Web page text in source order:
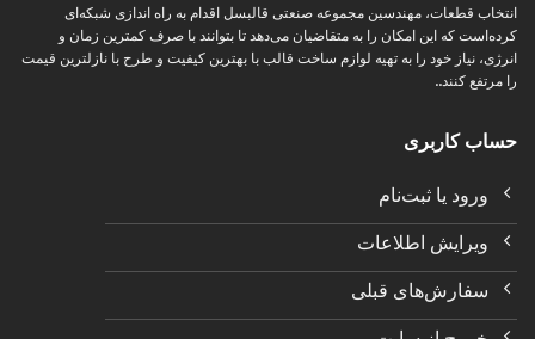
انتخاب قطعات، مهندسین مجموعه صنعتی قالبسل اقدام به راه اندازی شبکه‌ای
کرده‌است که این امکان را به متقاضیان می‌دهد تا بتوانند با صرف کمترین زمان و
انرژی، نیاز خود را به تهیه لوازم ساخت قالب با بهترین کیفیت و طرح با نازلترین قیمت
را مرتفع کنند..
حساب کاربری
ورود یا ثبت‌نام
ویرایش اطلاعات
سفارش‌های قبلی